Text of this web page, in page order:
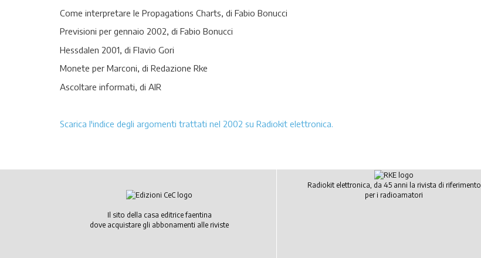
Come interpretare le Propagations Charts, di Fabio Bonucci
Previsioni per gennaio 2002, di Fabio Bonucci
Hessdalen 2001, di Flavio Gori
Monete per Marconi, di Redazione Rke
Ascoltare informati, di AIR
Scarica l'indice degli argomenti trattati nel 2002 su Radiokit elettronica.
Il sito della casa editrice faentina
dove acquistare gli abbonamenti alle riviste
Radiokit elettronica, da 45 anni la rivista di riferimento
per i radioamatori